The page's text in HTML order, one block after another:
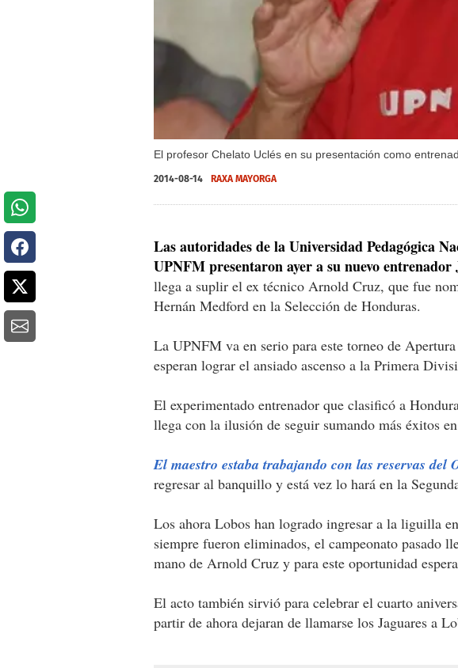
El profesor Chelato Uclés en su presentación como
2014-08-14 RAXA MAYORGA
Las autoridades de la Universidad Pedagógica
UPNFM presentaron ayer a su nuevo entrenador
llega a suplir el ex técnico Arnold Cruz, que fue
Hernán Medford en la Selección de Honduras.
La UPNFM va en serio para este torneo de
esperan lograr el ansiado ascenso a la Primera
El experimentado entrenador que clasificó a
llega con la ilusión de seguir sumando más éxitos
El maestro estaba trabajando con las reservas del
regresar al banquillo y está vez lo hará en la
Los ahora Lobos han logrado ingresar a la liguilla
siempre fueron eliminados, el campeonato pasado
mano de Arnold Cruz y para este oportunidad
El acto también sirvió para celebrar el cuarto
partir de ahora dejaran de llamarse los Jaguares a